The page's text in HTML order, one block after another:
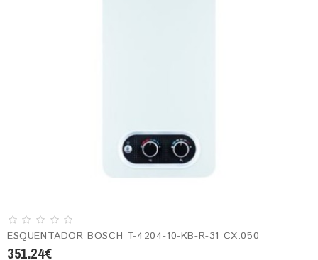
ESQUENTADOR BOSCH T-4204-10-KB-R-31 CX.050
351.24€